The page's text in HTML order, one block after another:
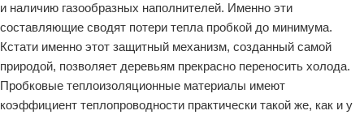
и наличию газообразных наполнителей. Именно эти
составляющие сводят потери тепла пробкой до минимума.
Кстати именно этот защитный механизм, созданный самой
природой, позволяет деревьям прекрасно переносить холода.
Пробковые теплоизоляционные материалы имеют
коэффициент теплопроводности практически такой же, как и у